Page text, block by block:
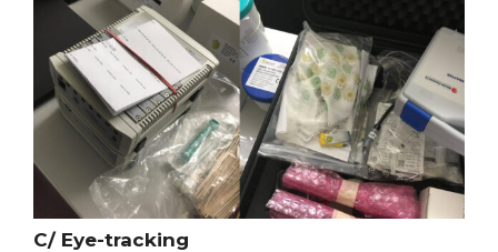
C/ Eye-tracking